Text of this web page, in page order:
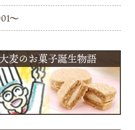
〜
大麦のお菓子誕生物語